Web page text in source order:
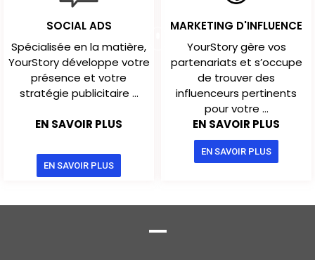
SOCIAL ADS
Spécialisée en la matière,
YourStory développe votre
présence et votre
stratégie publicitaire ...
EN SAVOIR PLUS
EN SAVOIR PLUS
MARKETING D'INFLUENCE
YourStory gère vos
partenariats et s’occupe
de trouver des
influenceurs pertinents
pour votre ...
EN SAVOIR PLUS
EN SAVOIR PLUS